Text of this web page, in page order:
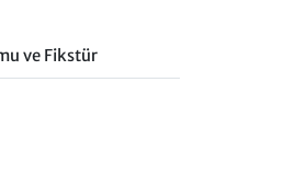
ve Fikstür